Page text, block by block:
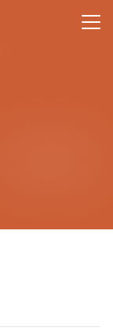
メニ